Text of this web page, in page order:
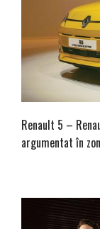
Renault 5 –
argumentat în